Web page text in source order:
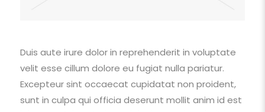
Duis aute irure dolor in reprehenderit in voluptate
velit esse cillum dolore eu fugiat nulla pariatur.
Excepteur sint occaecat cupidatat non proident,
sunt in culpa qui officia deserunt mollit anim id est